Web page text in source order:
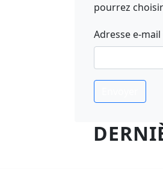
pourrez
Adresse e-mail